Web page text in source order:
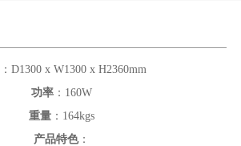
：D1300 x W1300 x H2360mm
功率 ：160W
重量 ：164kgs
产品特色：